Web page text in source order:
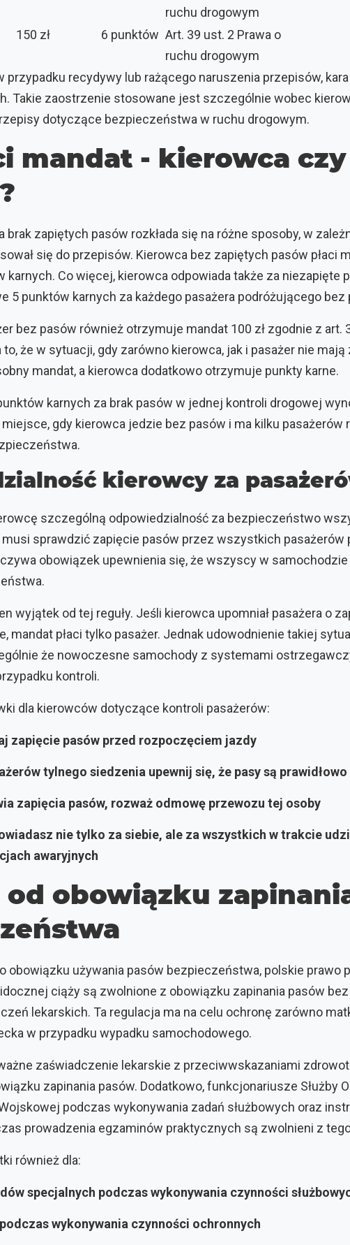
ruchu drogowym
150 zł 6 punktów Art. 39 ust. 2 Prawa o
ruchu drogowym
przypadku recydywy lub rażącego naruszenia przepisów,
Takie zaostrzenie stosowane jest szczególnie wobec
dotyczące bezpieczeństwa w ruchu drogowym.
mandat - kierowca czy
brak zapiętych pasów rozkłada się na różne sposoby, w
się do przepisów. Kierowca bez zapiętych pasów płaci
karnych. Co więcej, kierowca odpowiada także za niezapięte
5 punktów karnych za każdego pasażera podróżującego bez
bez pasów również otrzymuje mandat 100 zł zgodnie z art.
że w sytuacji, gdy zarówno kierowca, jak i pasażer nie
mandat, a kierowca dodatkowo otrzymuje punkty karne.
karnych za brak pasów w jednej kontroli drogowej
gdy kierowca jedzie bez pasów i ma kilku pasażerów
kierowcy za
szczególną odpowiedzialność za bezpieczeństwo
sprawdzić zapięcie pasów przez wszystkich
obowiązek upewnienia się, że wszyscy w
wyjątek od tej reguły. Jeśli kierowca upomniał pasażera o
mandat płaci tylko pasażer. Jednak udowodnienie takiej
że nowoczesne samochody z systemami
kontroli.
dla kierowców dotyczące kontroli pasażerów:
zapięcie pasów przed rozpoczęciem jazdy
tylnego siedzenia upewnij się, że pasy są prawidłowo
zapięcia pasów, rozważ odmowę przewozu tej osoby
nie tylko za siebie, ale za wszystkich w trakcie
awaryjnych
obowiązku
obowiązku używania pasów bezpieczeństwa, polskie prawo
ciąży są zwolnione z obowiązku zapinania pasów
lekarskich. Ta regulacja ma na celu ochronę zarówno
w przypadku wypadku samochodowego.
zaświadczenie lekarskie z przeciwwskazaniami
zapinania pasów. Dodatkowo, funkcjonariusze Służby
podczas wykonywania zadań służbowych oraz
prowadzenia egzaminów praktycznych są zwolnieni z
również dla:
specjalnych podczas wykonywania czynności
wykonywania czynności ochronnych